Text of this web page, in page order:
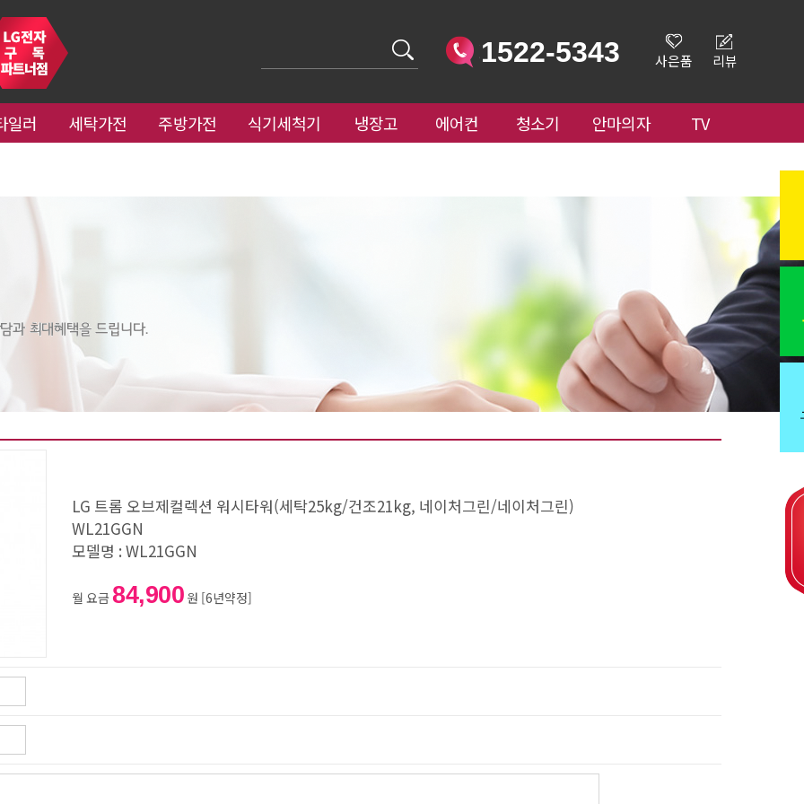
사은품 리뷰
1522-5343
일러 세탁가전 주방가전 식기세척기 냉장고 에어컨 청소기 안마의자 TV
LG 트롬 오브제컬렉션 워시타워(세탁25kg/건조21kg, 네이처그린/네이처그린)
WL21GGN
모델명 : WL21GGN
월 요금 84,900 원 [6년약정]